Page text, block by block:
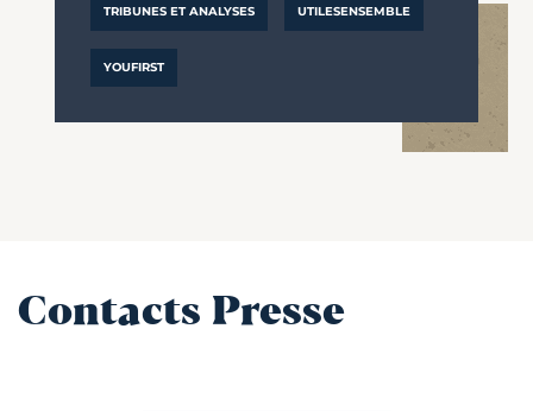
TRIBUNES ET ANALYSES UTILESENSEMBLE
YOUFIRST
Contacts Presse